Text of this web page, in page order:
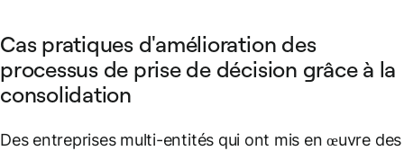
Cas pratiques d'amélioration des
processus de prise de décision grâce à la
consolidation
Des entreprises multi-entités qui ont mis en œuvre des